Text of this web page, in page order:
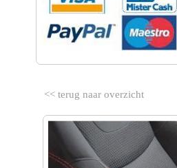
<< terug naar overzicht